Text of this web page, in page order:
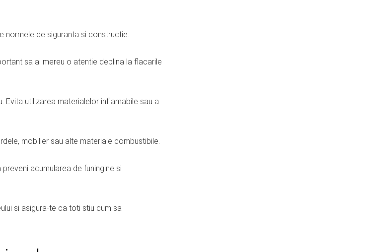
normele de siguranta si constructie.
sa ai mereu o atentie deplina la flacarile
utilizarea materialelor inflamabile sau a
mobilier sau alte materiale combustibile.
acumularea de funingine si
si asigura-te ca toti stiu cum sa